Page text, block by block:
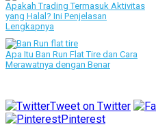
Apakah Trading Termasuk Aktivitas
yang Halal? Ini Penjelasan
Lengkapnya
Apa Itu Ban Run Flat Tire dan Cara
Merawatnya dengan Benar
Tweet on Twitter
Pinterest